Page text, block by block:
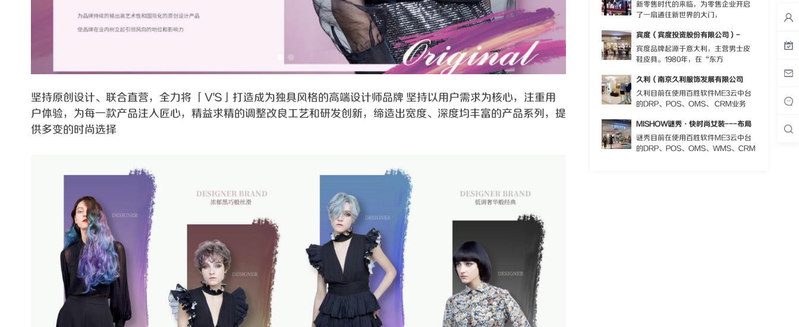
坚持原创设计、联合直营，全力将 「V'S」打造成为独具风格的高端设计师品牌 坚持以用户需求为核心，注重用
户体验，为每一款产品注入匠心，精益求精的调整改良工艺和研发创新，缔造出宽度、深度均丰富的产品系列，提
供多变的时尚选择
新零售时代的来临，为零售企业开启
了一扇通往新世界的大门，
宾度（宾度投资股份有限公司）-
宾度品牌起源于意大利，主营男士皮
鞋皮具。1980年，在“东方
久利（南京久利服饰发展有限公司
久利目前在使用百胜软件ME3云中台
的DRP、POS、OMS、 CRM业务
MISHOW谜秀·快时尚女装---布局
谜秀目前在使用百胜软件ME3云中台
的DRP、POS、OMS、WMS、CRM